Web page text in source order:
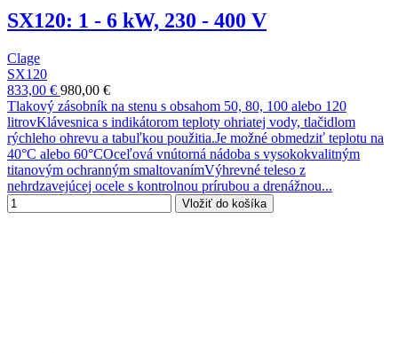
SX120: 1 - 6 kW, 230 - 400 V
Clage
SX120
833,00 € 980,00 €
Tlakový zásobník na stenu s obsahom 50, 80, 100 alebo 120
litrovKlávesnica s indikátorom teploty ohriatej vody, tlačidlom
rýchleho ohrevu a tabuľkou použitia.Je možné obmedziť teplotu na
40°C alebo 60°COceľová vnútorná nádoba s vysokokvalitným
titanovým ochranným smaltovanímVýhrevné teleso z
nehrdzavejúcej ocele s kontrolnou prírubou a drenážnou...
Vložiť do košíka